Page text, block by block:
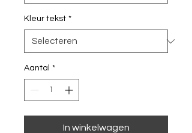
Kleur tekst *
Aantal *
In winkelwagen